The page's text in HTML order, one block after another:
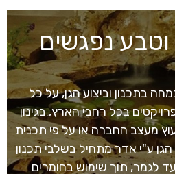
נפגשים
בתכנון וביצוע הגן, על כל
בכל רחבי הארץ, בגינון
מעצב החברה או על פי תכנית
הגן ע"י אדר מתחיל בשלבי תכנון
לגמר, תוך שימוש בחומרים